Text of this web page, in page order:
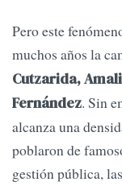
Pero este
muchos años la
Cutzarida,
Fernández. Sin
alcanza una
poblaron de
gestión pública,